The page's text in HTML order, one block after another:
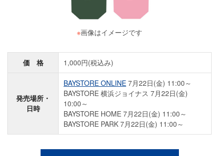
※画像はイメージです
価 格 1,000円(税込み)
発売場所・
日時
BAYSTORE ONLINE 7月22日(金) 11:00～
BAYSTORE 横浜ジョイナス 7月22日(金)
10:00～
BAYSTORE HOME 7月22日(金) 11:00～
BAYSTORE PARK 7月22日(金) 11:00～